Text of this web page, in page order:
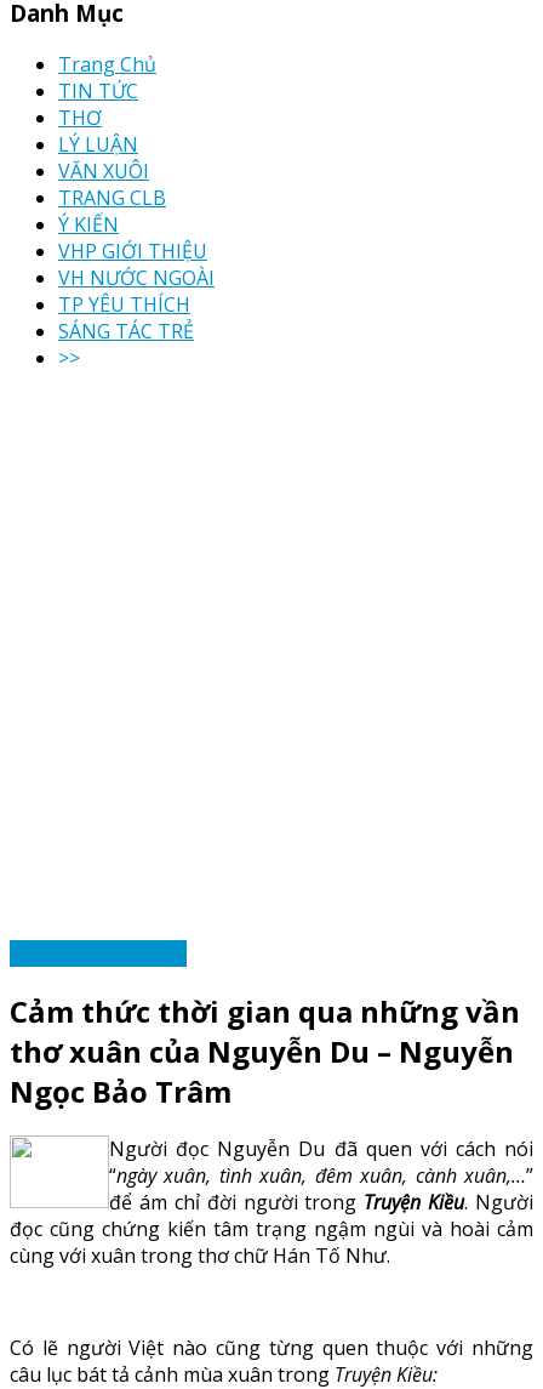
Danh Mục
Trang Chủ
TIN TỨC
THƠ
LÝ LUẬN
VĂN XUÔI
TRANG CLB
Ý KIẾN
VHP GIỚI THIỆU
VH NƯỚC NGOÀI
TP YÊU THÍCH
SÁNG TÁC TRẺ
>>
Cảm thức thời gian qua những vần
thơ xuân của Nguyễn Du – Nguyễn
Ngọc Bảo Trâm
Người đọc Nguyễn Du đã quen với cách nói
“ngày xuân, tình xuân, đêm xuân, cành xuân,…”
để ám chỉ đời người trong Truyện Kiều. Người
đọc cũng chứng kiến tâm trạng ngậm ngùi và hoài cảm
cùng với xuân trong thơ chữ Hán Tố Như.
Có lẽ người Việt nào cũng từng quen thuộc với những
câu lục bát tả cảnh mùa xuân trong Truyện Kiều: